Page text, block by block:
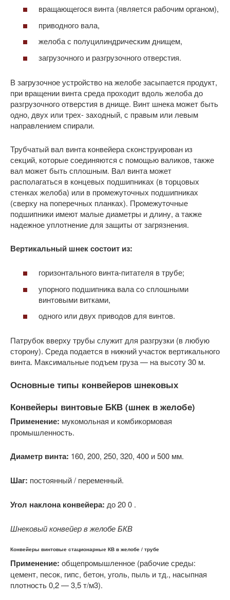
вращающегося винта (является рабочим органом),
приводного вала,
желоба с полуцилиндрическим днищем,
загрузочного и разгрузочного отверстия.
В загрузочное устройство на желобе засыпается продукт,
при вращении винта среда проходит вдоль желоба до
разгрузочного отверстия в днище. Винт шнека может быть
одно, двух или трех- заходный, с правым или левым
направлением спирали.
Трубчатый вал винта конвейера сконструирован из
секций, которые соединяются с помощью валиков, также
вал может быть сплошным. Вал винта может
располагаться в концевых подшипниках (в торцовых
стенках желоба) или в промежуточных подшипниках
(сверху на поперечных планках). Промежуточные
подшипники имеют малые диаметры и длину, а также
надежное уплотнение для защиты от загрязнения.
Вертикальный шнек состоит из:
горизонтального винта-питателя в трубе;
упорного подшипника вала со сплошными
винтовыми витками,
одного или двух приводов для винтов.
Патрубок вверху трубы служит для разгрузки (в любую
сторону). Среда подается в нижний участок вертикального
винта. Максимальные подъем груза — на высоту 30 м.
Основные типы конвейеров шнековых
Конвейеры винтовые БКВ (шнек в желобе)
Применение: мукомольная и комбикормовая
промышленность.
Диаметр винта: 160, 200, 250, 320, 400 и 500 мм.
Шаг: постоянный / переменный.
Угол наклона конвейера: до 20 0 .
Шнековый конвейер в желобе БКВ
Конвейеры винтовые стационарные КВ в желобе / трубе
Применение: общепромышленное (рабочие среды:
цемент, песок, гипс, бетон, уголь, пыль и тд., насыпная
плотность 0,2 — 3,5 т/м3).